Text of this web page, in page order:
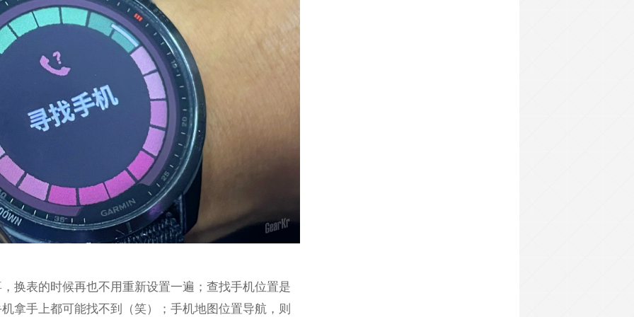
换表的时候再也不用重新设置一遍；查找手机位置是
拿手上都可能找不到（笑）；手机地图位置导航，则